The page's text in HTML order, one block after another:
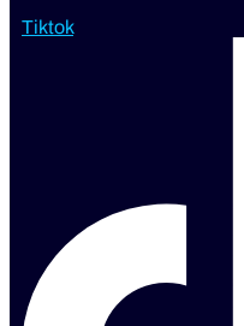
Tiktok